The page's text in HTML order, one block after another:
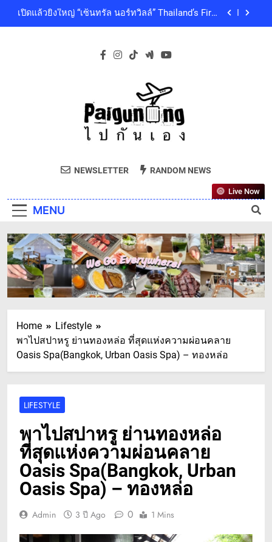
ที่สุด ปักหมุด 19 ธันวาคมนี้ ที่ทองสมบูรณ์คลับ เขา
ใหญ่
เปิดแล้วยิ่งใหญ่ “เซ็นทรัล นอร์ทวิลล์” Thailand’s First
ถวายความอาลัย และน้อมสำนึกในพระกรุณาธิคุณ
ของสมเด็จพระเจ้าลูกเธอ เจ้าฟ้าพัชรกิติยาภา นเรนทิ
เพื่อผู้บริโภคและสิ่งแวดล้อมที่ยั่งยืน
‘GMM SHOW’ ชวนสัมผัสฤดูแห่งความสุขกับ Chang
Cold Brew Cool Club Presents ‘นั่งเล่น 10’ เทศกาล
ดนตรีท่ามกลางธรรมชาติบรรยากาศดีที่สุดและสบาย
ที่สุด ปักหมุด 19 ธันวาคมนี้ ที่ทองสมบูรณ์คลับ เขา
เปิดแล้วยิ่งใหญ่ “เซ็นทรัล นอร์ทวิลล์” Thailand’s First
Outdoor-Inspired Indoor Shopping Centre ยกระดับ
คุณภาพชีวิตของผู้คนทุกเจเนอเรชัน
ของสมเด็จพระเจ้าลูกเธอ เจ้าฟ้าพัชรกิติยาภา นเรนทิ
ราเทพยวดี กรมหลวงราชสาริณีสิริพัชร มหาวัชรราช
ธิดา เป็นล้นพ้น
โออิชิ จับมือ เอสซีจีซี พัฒนาบรรจุภัณฑ์อาหารรักษ์
โลก ด้วยเทคโนโลยีย่อยสลายทางชีวภาพ “EcoRevo”
เพื่อผู้บริโภคและสิ่งแวดล้อมที่ยั่งยืน
Paiguneng.com
NEWSLETTER RANDOM NEWS
MENU
Live Now
Home
Lifestyle
พาไปสปาหรู ย่านทองหล่อ ที่สุดแห่งความผ่อนคลาย
Oasis Spa(Bangkok, Urban Oasis Spa) – ทองหล่อ
LIFESTYLE
พาไปสปาหรู ย่านทองหล่อ
ที่สุดแห่งความผ่อนคลาย
Oasis Spa(Bangkok, Urban
Oasis Spa) – ทองหล่อ
Admin 3 ปี Ago 0 1 Mins